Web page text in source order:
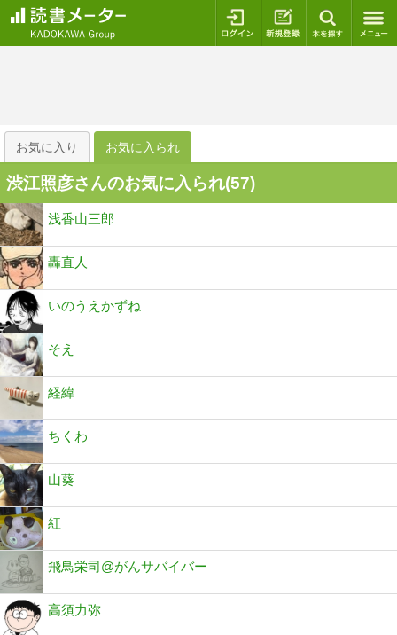
ログイン 新規登録
お気に入り お気に入られ
渋江照彦さんのお気に入られ(57)
浅香山三郎
轟直人
いのうえかずね
そえ
経緯
ちくわ
山葵
紅
飛鳥栄司@がんサバイバー
高須力弥